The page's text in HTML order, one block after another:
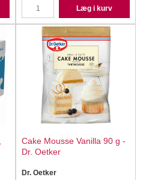
Læg i kurv
Cake Mousse Vanilla 90 g -
Dr. Oetker
Dr. Oetker